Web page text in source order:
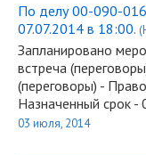
По делу 00-090-016
07.07.2014 в 18:00.
Запланировано
встреча
(переговоры) -
Назначенный срок
03 июля, 2014